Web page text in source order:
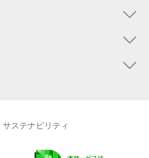
サステナビリティ